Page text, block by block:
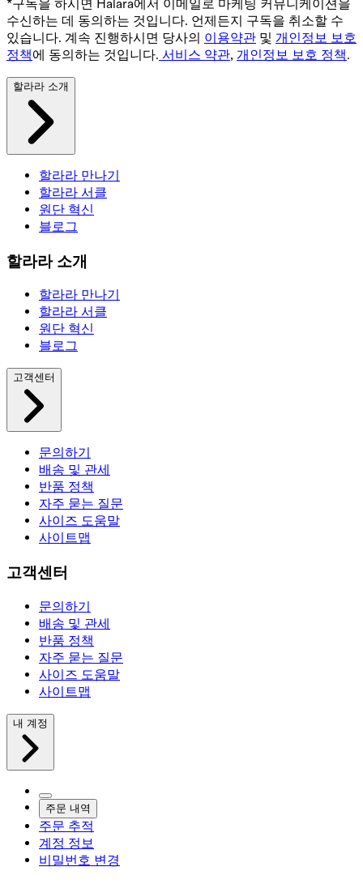
*구독을 하시면 Halara에서 이메일로 마케팅 커뮤니케이션을
수신하는 데 동의하는 것입니다. 언제든지 구독을 취소할 수
있습니다. 계속 진행하시면 당사의 이용약관 및 개인정보 보호
정책에 동의하는 것입니다. 서비스 약관, 개인정보 보호 정책.
할라라 소개
할라라 만나기
할라라 서클
원단 혁신
블로그
할라라 소개
할라라 만나기
할라라 서클
원단 혁신
블로그
고객센터
문의하기
배송 및 관세
반품 정책
자주 묻는 질문
사이즈 도움말
사이트맵
고객센터
문의하기
배송 및 관세
반품 정책
자주 묻는 질문
사이즈 도움말
사이트맵
내 계정
주문 내역
주문 추적
계정 정보
비밀번호 변경